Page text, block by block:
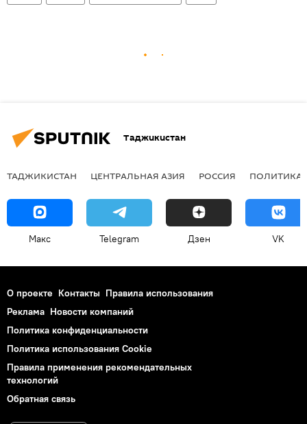
Таджикистан
ТАДЖИКИСТАН ЦЕНТРАЛЬНАЯ АЗИЯ РОССИЯ ПОЛИТИКА
Макс Telegram Дзен VK
О проекте Контакты Правила использования
Реклама Новости компаний
Политика конфиденциальности
Политика использования Cookie
Правила применения рекомендательных
технологий
Обратная связь